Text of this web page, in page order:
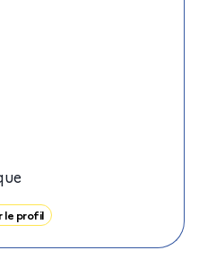
le profil